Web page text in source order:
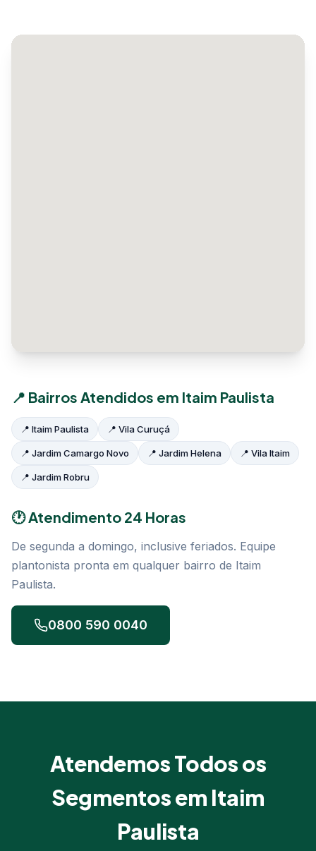
📍 Bairros Atendidos em Itaim Paulista
📍 Itaim Paulista 📍 Vila Curuçá
📍 Jardim Camargo Novo 📍 Jardim Helena 📍 Vila Itaim
📍 Jardim Robru
🕐 Atendimento 24 Horas
De segunda a domingo, inclusive feriados. Equipe
plantonista pronta em qualquer bairro de Itaim
Paulista.
0800 590 0040
Atendemos Todos os
Segmentos em Itaim
Paulista